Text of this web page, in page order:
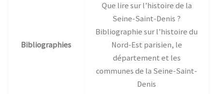
Bibliographies
Que lire sur l’histoire de la
Seine-Saint-Denis ?
Bibliographie sur l’histoire du
Nord-Est parisien, le
département et les
communes de la Seine-Saint-
Denis